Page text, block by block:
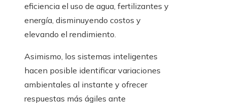
eficiencia el uso de agua, fertilizantes y
energía, disminuyendo costos y
elevando el rendimiento.
Asimismo, los sistemas inteligentes
hacen posible identificar variaciones
ambientales al instante y ofrecer
respuestas más ágiles ante